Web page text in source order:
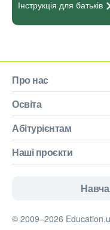
Інструкція для батьків
Про нас
Освіта
Абітурієнтам
Наші проєкти
© 2009–2026